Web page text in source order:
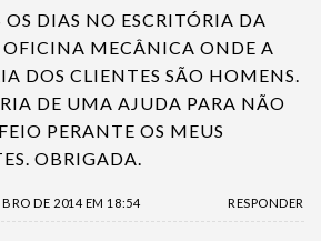
OS DIAS NO ESCRITÓRIA DA
OFICINA MECÂNICA ONDE A
DOS CLIENTES SÃO HOMENS.
DE UMA AJUDA PARA NÃO
PERANTE OS MEUS
OBRIGADA.
DE 2014 EM 18:54 RESPONDER